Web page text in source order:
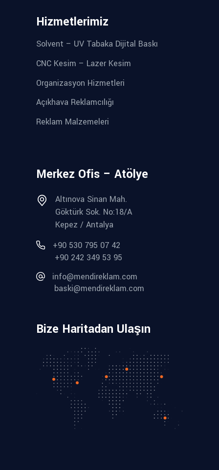
Hizmetlerimiz
Solvent – UV Tabaka Dijital Baskı
CNC Kesim – Lazer Kesim
Organizasyon Hizmetleri
Açıkhava Reklamcılığı
Reklam Malzemeleri
Merkez Ofis – Atölye
Altınova Sinan Mah.
Göktürk Sok. No:18/A
Kepez / Antalya
+90 530 795 07 42
+90 242 349 53 95
info@mendireklam.com
baski@mendireklam.com
Bize Haritadan Ulaşın